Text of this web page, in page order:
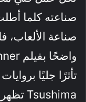
صناعته كلما
Tsushima تظهر تأثرًا بأفلام المخرج